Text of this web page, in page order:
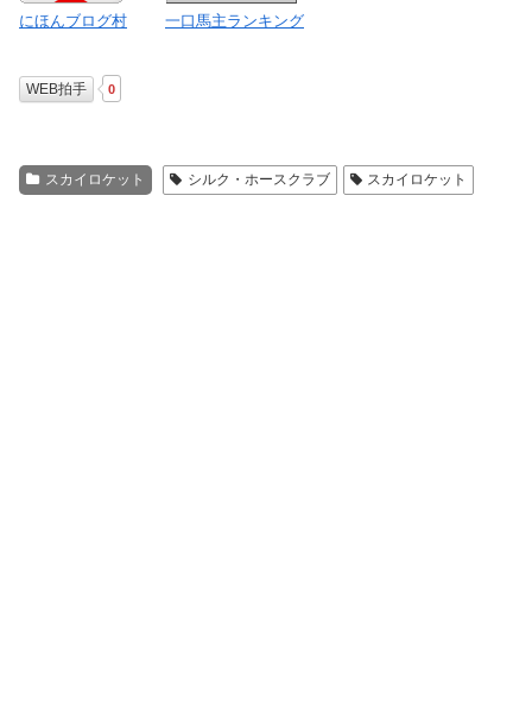
にほんブログ村 一口馬主ランキング
WEB拍手 0
スカイロケット シルク・ホースクラブ スカイロケット